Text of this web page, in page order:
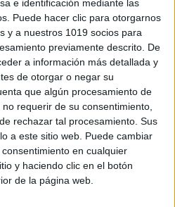
e identificación mediante las
Puede hacer clic para otorgarnos
y a nuestros 1019 socios para
previamente descrito. De
a información más detallada y
de otorgar o negar su
que algún procesamiento de
requerir de su consentimiento,
rechazar tal procesamiento. Sus
a este sitio web. Puede cambiar
en cualquier
y haciendo clic en el botón
de la página web.
divertidas,
de curso
para